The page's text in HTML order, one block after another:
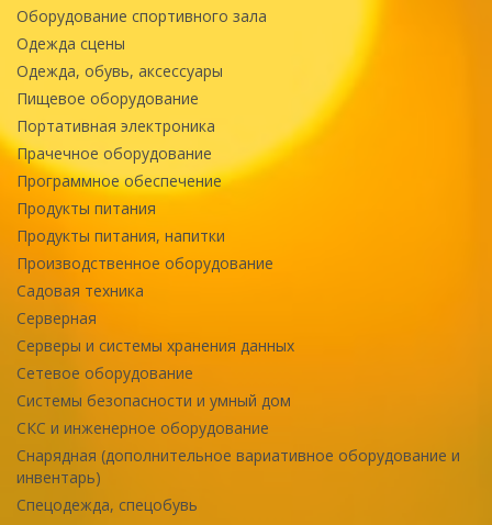
Оборудование спортивного зала
Одежда сцены
Одежда, обувь, аксессуары
Пищевое оборудование
Портативная электроника
Прачечное оборудование
Программное обеспечение
Продукты питания
Продукты питания, напитки
Производственное оборудование
Садовая техника
Серверная
Серверы и системы хранения данных
Сетевое оборудование
Системы безопасности и умный дом
СКС и инженерное оборудование
Снарядная (дополнительное вариативное оборудование и
инвентарь)
Спецодежда, спецобувь